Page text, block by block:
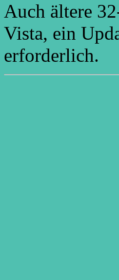
Auch ältere
Vista, ein
erforderlich.